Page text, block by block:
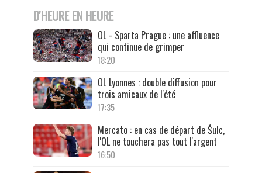
D'HEURE EN HEURE
OL - Sparta Prague : une affluence
qui continue de grimper
18:20
OL Lyonnes : double diffusion pour
trois amicaux de l'été
17:35
Mercato : en cas de départ de Šulc,
l'OL ne touchera pas tout l'argent
16:50